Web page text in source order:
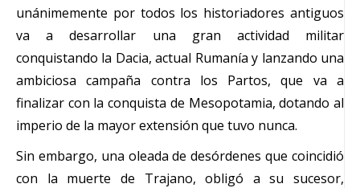
unánimemente por todos los historiadores antiguos
va a desarrollar una gran actividad militar
conquistando la Dacia, actual Rumanía y lanzando una
ambiciosa campaña contra los Partos, que va a
finalizar con la conquista de Mesopotamia, dotando al
imperio de la mayor extensión que tuvo nunca.
Sin embargo, una oleada de desórdenes que coincidió
con la muerte de Trajano, obligó a su sucesor,